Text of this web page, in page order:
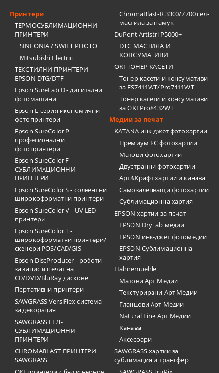
Принтери
ТЕРМОСУБЛИМАЦИОННИ
ПРИНТЕРИ
SINFONIA / SWIFT PHOTO
Mitsubishi Electric
ТЕКСТИЛНИ ПРИНТЕРИ
EPSON DTG/DTF
Epson SureLab D - дигитални
фотомашини
Epson L-серия икономични
фотопринтери
Epson SureColor P -
професионални
фотопринтери
Epson SureColor F -
СУБЛИМАЦИОННИ
ПРИНТЕРИ
Epson SureColor S - солвентни
широкоформатни принтери
Epson SureColor V - UV LED
принтери
Epson SureColor T -
широкоформатни принтери/
скенери POS/CAD/GIS
Epson DiscProducer - роботи
за запис и печат на
CD/DVD/BluRay дискове
Портативни принтери
SAWGRASS VersiFlex система
за декорация
SAWGRASS ГЕЛ-
СУБЛИМАЦИОННИ
ПРИНТЕРИ
CHROMABLAST ПРИНТЕРИ
SAWGRASS
ChromaBlast-R 3300/7700 гел-
мастила за памук
DuPont Artistri P5000+
DTG МАСТИЛА И
КОНСУМАТИВИ
OKI ТОНЕР КАСЕТИ
Тонер касети и консумативи
за ES7411WT/Pro7411WT
Тонер касети и консумативи
за OKI Pro8432WT
Медии за печат
KATANA инк-джет фотохартии
Премиум RC фотохартии
Матови фотохартии
Двустранни фотохартии
Арт&Крафт хартии и канава
Самозалепващи фотохартии
Сублимационна хартия
EPSON хартии за печат
EPSON DryLab медии
EPSON инк-джет фотомедии
EPSON Сублимационна
хартия
Hahnemuehle
Матови Арт Медии
Текстурирани Арт Медии
Гланцови Арт Медии
Natural Line Арт Медии
Канава
Аксесоари
SAWGRASS хартии за
сублимация и трансфер